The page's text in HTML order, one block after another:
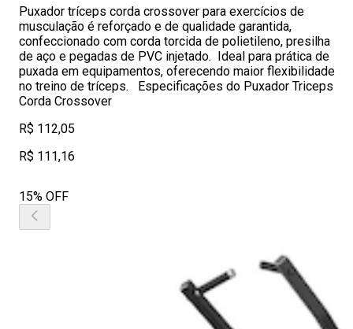
Puxador tríceps corda crossover para exercícios de
musculação é reforçado e de qualidade garantida,
confeccionado com corda torcida de polietileno, presilha
de aço e pegadas de PVC injetado. Ideal para prática de
puxada em equipamentos, oferecendo maior flexibilidade
no treino de tríceps. Especificações do Puxador Triceps
Corda Crossover
R$ 112,05
R$ 111,16
15% OFF